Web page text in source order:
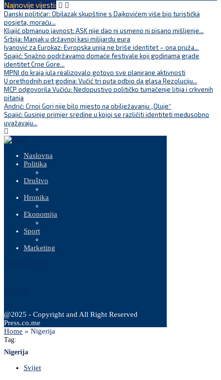
Najnovije vijesti:
Danski političar: Obilazak skupštine s Dajkovićem više bio turistička
posjeta, moraću...
Kljajić obmanuo javnost: ASK nije dao ni usmeno ni pisano mišljenje...
Srbija: Manjak u državnoj kasi milijardu eura
Ivanović za Eurokaz: Evropska unija ne briše identitet – ona pruža...
Spajić: Snažno podržavamo domaće festivale koji godinama grade
identitet Crne Gore...
MPNI do kraja jula realizovalo gotovo sve planirane aktivnosti
U prethodnih pet godina: Vučić tri puta odbio da glasa Rezoluciju...
MCP odgovorila Vučiću: Nedopustivo političko tumačenje litija i crkvenih
pitanja
Andrić: Crnoj Gori nije bilo mjesto na obilježavanju „Oluje“
Spajić: Gusinje primjer sredine u kojoj se različiti identiteti međusobno
uvažavaju...
Naslovna
Politika
Društvo
Hronika
Ekonomija
Sport
Marketing
@2025 - Copyright and All Right Reserved
Press.co.me
Home » Nigerija
Tag:
Nigerija
Svijet